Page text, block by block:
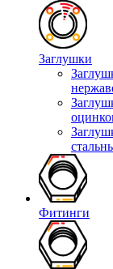
Заглушки
Фитинги